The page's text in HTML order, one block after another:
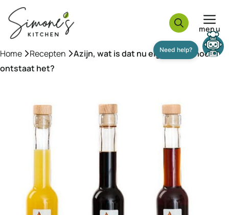
naar
inhoud
menu
Home »Recepten »Azijn, wat is dat nu eigenlijk en hoe
ontstaat het?
Need help?